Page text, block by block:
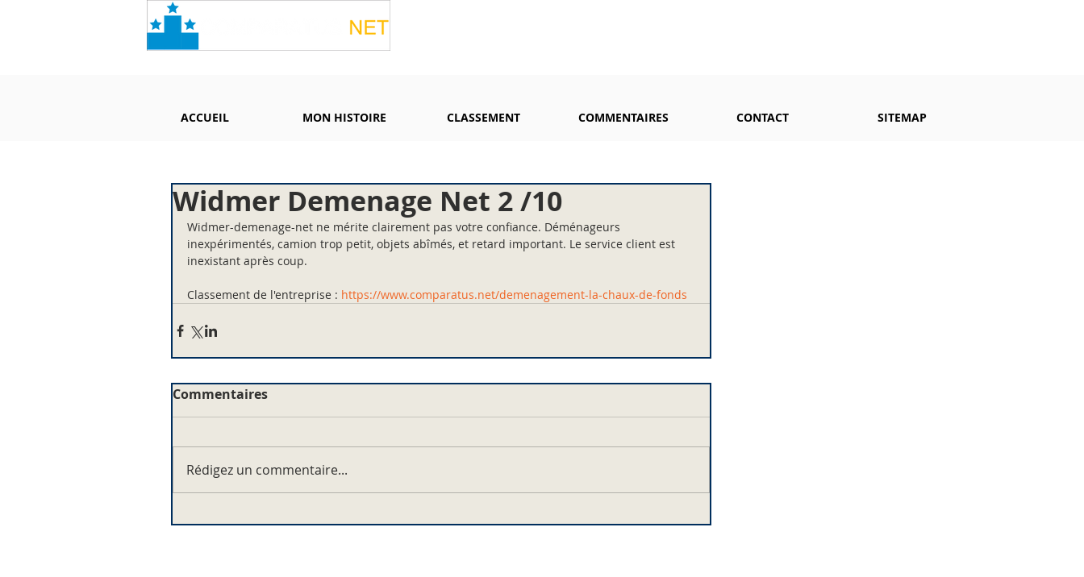
ACCUEIL MON HISTOIRE CLASSEMENT COMMENTAIRES CONTACT SITEMAP
Widmer Demenage Net 2 /10
Widmer-demenage-net ne mérite clairement pas votre confiance. Déménageurs
inexpérimentés, camion trop petit, objets abîmés, et retard important. Le service client est
inexistant après coup.
Classement de l'entreprise : https://www.comparatus.net/demenagement-la-chaux-de-fonds
Commentaires
Rédigez un commentaire...